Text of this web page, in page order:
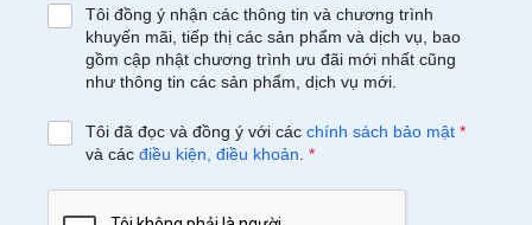
Tôi đồng ý nhận các thông tin và chương trình
khuyến mãi, tiếp thị các sản phẩm và dịch vụ, bao
gồm cập nhật chương trình ưu đãi mới nhất cũng
như thông tin các sản phẩm, dịch vụ mới.
Tôi đã đọc và đồng ý với các chính sách bảo mật *
và các điều kiện, điều khoản *